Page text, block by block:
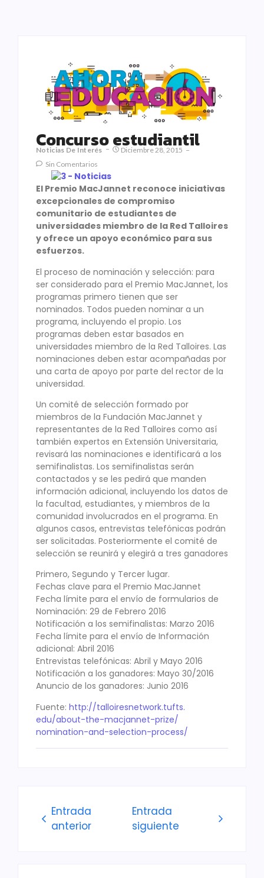
Concurso estudiantil
Noticias De Interés
Diciembre 28, 2015
Sin Comentarios
El Premio MacJannet reconoce iniciativas
excepcionales de compromiso
comunitario de estudiantes de
universidades miembro de la Red Talloires
y ofrece un apoyo económico para sus
esfuerzos.
El proceso de nominación y selección: para
ser considerado para el Premio MacJannet, los
programas primero tienen que ser
nominados. Todos pueden nominar a un
programa, incluyendo el propio. Los
programas deben estar basados en
universidades miembro de la Red Talloires. Las
nominaciones deben estar acompañadas por
una carta de apoyo por parte del rector de la
universidad.
Un comité de selección formado por
miembros de la Fundación MacJannet y
representantes de la Red Talloires como así
también expertos en Extensión Universitaria,
revisará las nominaciones e identificará a los
semifinalistas. Los semifinalistas serán
contactados y se les pedirá que manden
información adicional, incluyendo los datos de
la facultad, estudiantes, y miembros de la
comunidad involucrados en el programa. En
algunos casos, entrevistas telefónicas podrán
ser solicitadas. Posteriormente el comité de
selección se reunirá y elegirá a tres ganadores
Primero, Segundo y Tercer lugar.
Fechas clave para el Premio MacJannet
Fecha límite para el envío de formularios de
Nominación: 29 de Febrero 2016
Notificación a los semifinalistas: Marzo 2016
Fecha límite para el envío de Información
adicional: Abril 2016
Entrevistas telefónicas: Abril y Mayo 2016
Notificación a los ganadores: Mayo 30/2016
Anuncio de los ganadores: Junio 2016
Fuente: http://talloiresnetwork.tufts.
edu/about-the-macjannet-prize/
nomination-and-selection-process/
Entrada
anterior
Entrada
siguiente